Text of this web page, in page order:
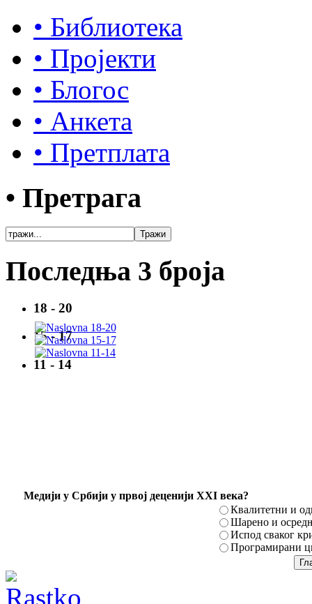
• Библиотека
• Пројекти
• Блогос
• Анкета
• Претплата
• Претрага
Последња 3 броја
18 - 20
15 - 17
11 - 14
Mедији у Србији у првој деценији XXI века?
Квалитетни и
Шарено и
Испод сваког
Програмирани